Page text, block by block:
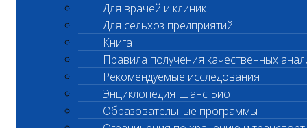
Для врачей и клиник
Для сельхоз предприятий
Книга
Правила получения качественных
Рекомендуемые исследования
Энциклопедия Шанс Био
Образовательные программы